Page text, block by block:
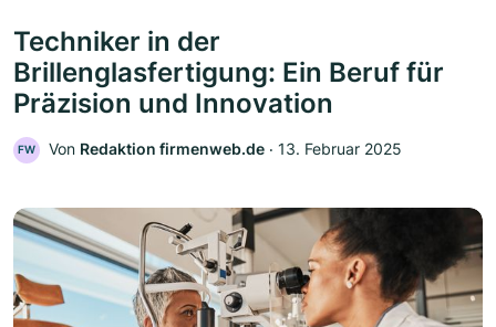
Techniker in der
Brillenglasfertigung: Ein Beruf für
Präzision und Innovation
FW Von Redaktion firmenweb.de ‧ 13. Februar 2025